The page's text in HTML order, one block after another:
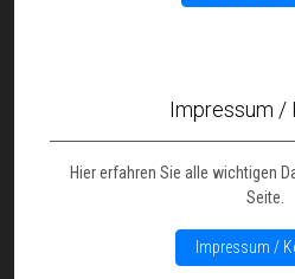
Impressum /
Hier erfahren Sie alle wichtigen
Seite.
Impressum /